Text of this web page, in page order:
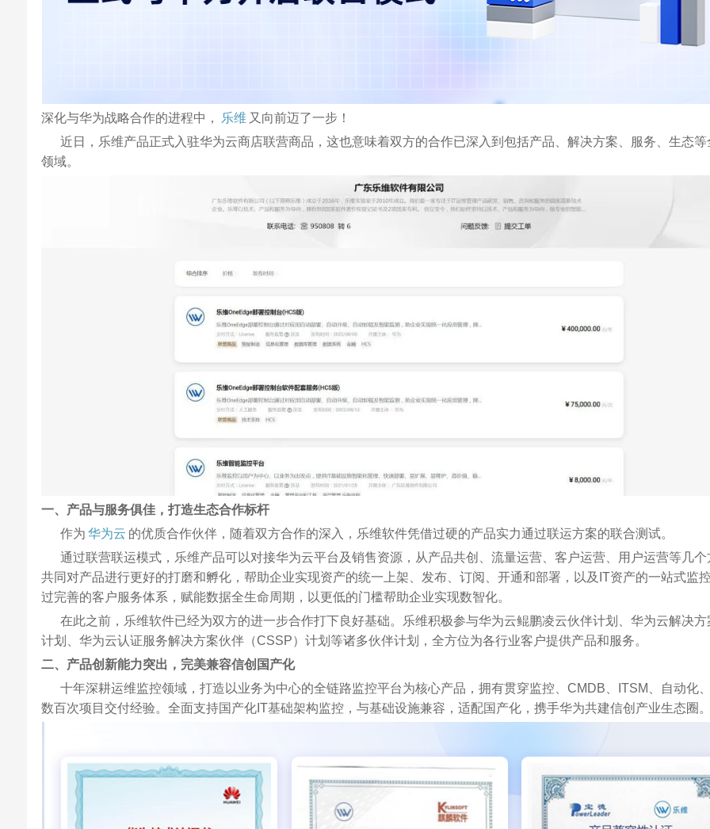
深化与华为战略合作的进程中， 乐维 又向前迈了一步！
近日，乐维产品正式入驻华为云商店联营商品，这也意味着双方的合作已深入到包括产品、解决方案、服务、生态等
领域。
一、产品与服务俱佳，打造生态合作标杆
作为 华为云 的优质合作伙伴，随着双方合作的深入，乐维软件凭借过硬的产品实力通过联运方案的联合测试。
通过联营联运模式，乐维产品可以对接华为云平台及销售资源，从产品共创、流量运营、客户运营、用户运营等几个
共同对产品进行更好的打磨和孵化，帮助企业实现资产的统一上架、发布、订阅、开通和部署，以及IT资产的一站式监
过完善的客户服务体系，赋能数据全生命周期，以更低的门槛帮助企业实现数智化。
在此之前，乐维软件已经为双方的进一步合作打下良好基础。乐维积极参与华为云鲲鹏凌云伙伴计划、华为云解决方
计划、华为云认证服务解决方案伙伴（CSSP）计划等诸多伙伴计划，全方位为各行业客户提供产品和服务。
二、产品创新能力突出， 完美兼容信创国产化
十年深耕运维监控领域，打造以业务为中心的全链路监控平台为核心产品，拥有贯穿监控、CMDB、ITSM、自动化
数百次项目交付经验。全面支持国产化IT基础架构监控，与基础设施兼容，适配国产化，携手华为共建信创产业生态圈